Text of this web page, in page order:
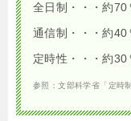
全日制・・・約70
通信制・・・約40
定時性・・・約30
参照：文部科学省「定時